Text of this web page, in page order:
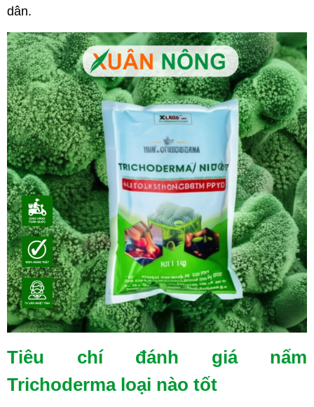
dân.
Tiêu chí đánh giá nấm
Trichoderma loại nào tốt